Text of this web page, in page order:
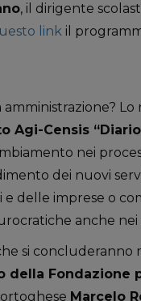
, il dirigente
linkil
Lo
Agi-Censis
nei
dei nuovi
delle imprese o
anche nei
si concluderanno
della Fondazione
Marcelo